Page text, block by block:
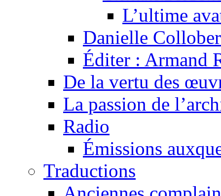
L’ultime
Danielle
Éditer : Armand
De la vertu des
La passion de
Radio
Émissions
Traductions